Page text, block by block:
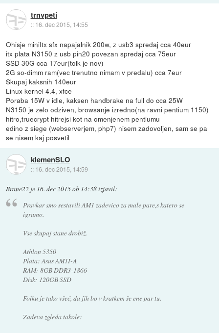
trnvpeti
:: 16. dec 2015, 14:55
Ohisje miniItx sfx napajalnik 200w, z usb3 spredaj cca 40eur
itx plata N3150 z usb pin20 povezan spredaj cca 75eur
SSD 30G cca 17eur(tolk je nov)
2G so-dimm ram(vec trenutno nimam v predalu) cca 7eur
Skupaj kaksnih 140eur
Linux kernel 4.4, xfce
Poraba 15W v idle, kaksen handbrake na full do cca 25W
N3150 je zelo odziven, browsanje izredno(na ravni pentium 1150)
hitro,truecrypt hitrejsi kot na omenjenem pentiumu
edino z siege (webserverjem, php7) nisem zadovoljen, sam se pa
se nisem kaj posvetil
klemenSLO
:: 16. dec 2015, 14:59
Brane22 je 16. dec 2015 ob 14:38izjavil:
Pravkar smo sestavili AM1 zadevico za male pare,s katero se
igramo.
Vse skupaj stane drobiž.
Athlon 5350
Plata: Asus AM1I-A
RAM: 8GB DDR3-1866
Disk: 120GB SSD
Folku je tako všeč, da jih bo v kratkem še ene par tu.
Zadeva zgleda takole: